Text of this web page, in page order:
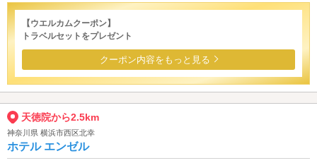
【ウエルカムクーポン】
トラベルセットをプレゼント
クーポン内容をもっと見る
天徳院から2.5km
神奈川県 横浜市西区北幸
ホテル エンゼル